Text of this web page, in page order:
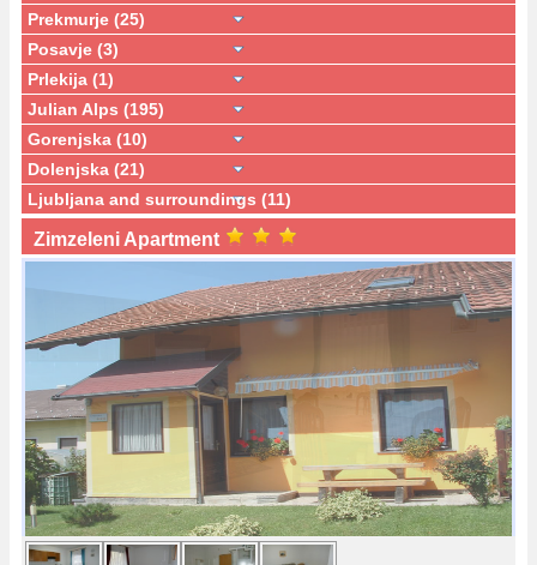
Prekmurje (25)
Posavje (3)
Prlekija (1)
Julian Alps (195)
Gorenjska (10)
Dolenjska (21)
Ljubljana and surroundings (11)
Zimzeleni Apartment